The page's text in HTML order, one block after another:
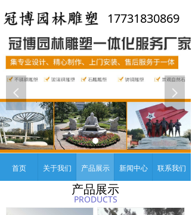
넳 넲
17731830869
产品展示
PRODUCTS
首页 关于我们 产品展示 新闻中心 联系我们